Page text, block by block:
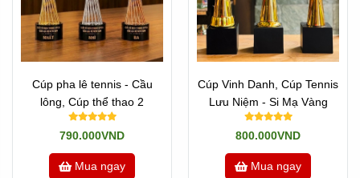
Cúp pha lê tennis - Cầu
lông, Cúp thể thao 2
790.000VND
Mua ngay
Cúp Vinh Danh, Cúp Tennis
Lưu Niệm - Si Mạ Vàng
800.000VND
Mua ngay